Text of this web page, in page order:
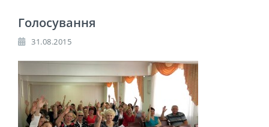
Голосування
31.08.2015